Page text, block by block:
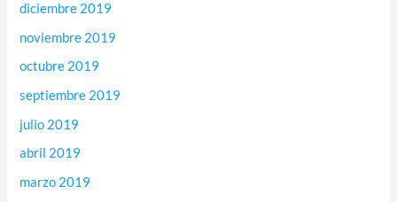
diciembre 2019
noviembre 2019
octubre 2019
septiembre 2019
julio 2019
abril 2019
marzo 2019